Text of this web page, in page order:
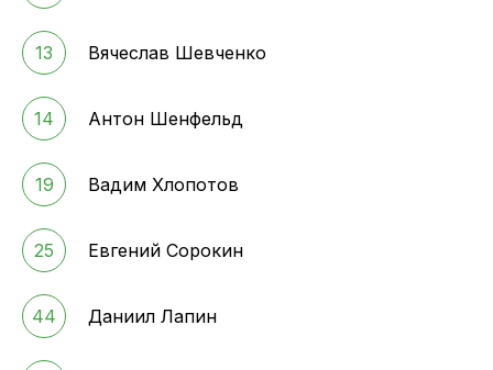
13 Вячеслав Шевченко
14 Антон Шенфельд
19 Вадим Хлопотов
25 Евгений Сорокин
44 Даниил Лапин